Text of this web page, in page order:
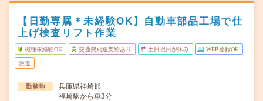
【日勤専属＊未経験OK】自動車部品工場で仕
上げ検査リフト作業
職種未経験OK 交通費別途支給あり 土日祝日が休み WEB登録OK
派遣
勤務地
兵庫県神崎郡
福崎駅から車3分